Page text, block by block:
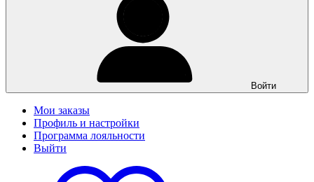
Войти
Мои заказы
Профиль и настройки
Программа лояльности
Выйти